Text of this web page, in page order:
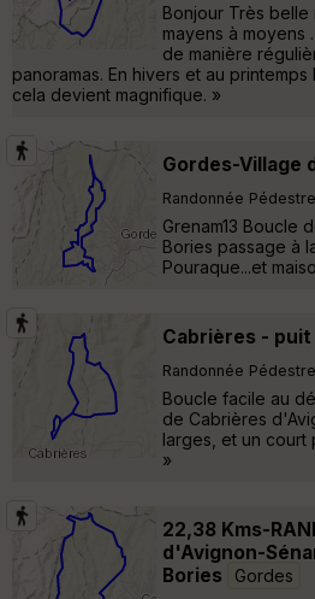
Bonjour Très
mayens à
de manière
panoramas. En hivers et au
cela devient magnifique. »
Gordes-Village
Randonnée Pédestre
Grenam13 Boucle
Bories passage à
Pouraque...et
Cabrières -
Randonnée Pédestre
Boucle facile au
de Cabrières
larges, et un court
»
22,38 Kms-
d'Avignon-
Bories
Gordes